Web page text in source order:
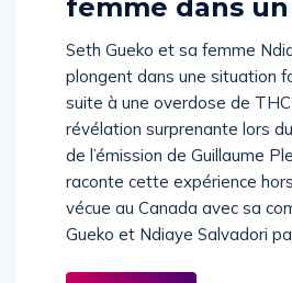
femme dans
Seth Gueko et sa femme
plongent dans une situation
suite à une overdose de
révélation surprenante lors
de l’émission de Guillaume
raconte cette expérience
vécue au Canada avec sa
Gueko et Ndiaye Salvadori